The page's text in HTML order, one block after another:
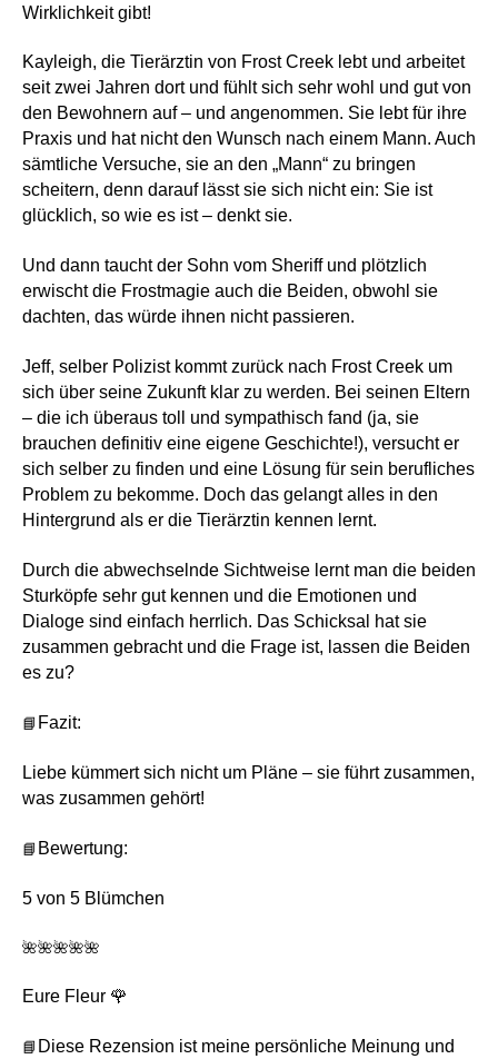
Wirklichkeit gibt!
Kayleigh, die Tierärztin von Frost Creek lebt und arbeitet
seit zwei Jahren dort und fühlt sich sehr wohl und gut von
den Bewohnern auf – und angenommen. Sie lebt für ihre
Praxis und hat nicht den Wunsch nach einem Mann. Auch
sämtliche Versuche, sie an den „Mann“ zu bringen
scheitern, denn darauf lässt sie sich nicht ein: Sie ist
glücklich, so wie es ist – denkt sie.
Und dann taucht der Sohn vom Sheriff und plötzlich
erwischt die Frostmagie auch die Beiden, obwohl sie
dachten, das würde ihnen nicht passieren.
Jeff, selber Polizist kommt zurück nach Frost Creek um
sich über seine Zukunft klar zu werden. Bei seinen Eltern
– die ich überaus toll und sympathisch fand (ja, sie
brauchen definitiv eine eigene Geschichte!), versucht er
sich selber zu finden und eine Lösung für sein berufliches
Problem zu bekomme. Doch das gelangt alles in den
Hintergrund als er die Tierärztin kennen lernt.
Durch die abwechselnde Sichtweise lernt man die beiden
Sturköpfe sehr gut kennen und die Emotionen und
Dialoge sind einfach herrlich. Das Schicksal hat sie
zusammen gebracht und die Frage ist, lassen die Beiden
es zu?
📘 Fazit:
Liebe kümmert sich nicht um Pläne – sie führt zusammen,
was zusammen gehört!
📘 Bewertung:
5 von 5 Blümchen
🌺🌺🌺🌺🌺
Eure Fleur 🌹
📘 Diese Rezension ist meine persönliche Meinung und